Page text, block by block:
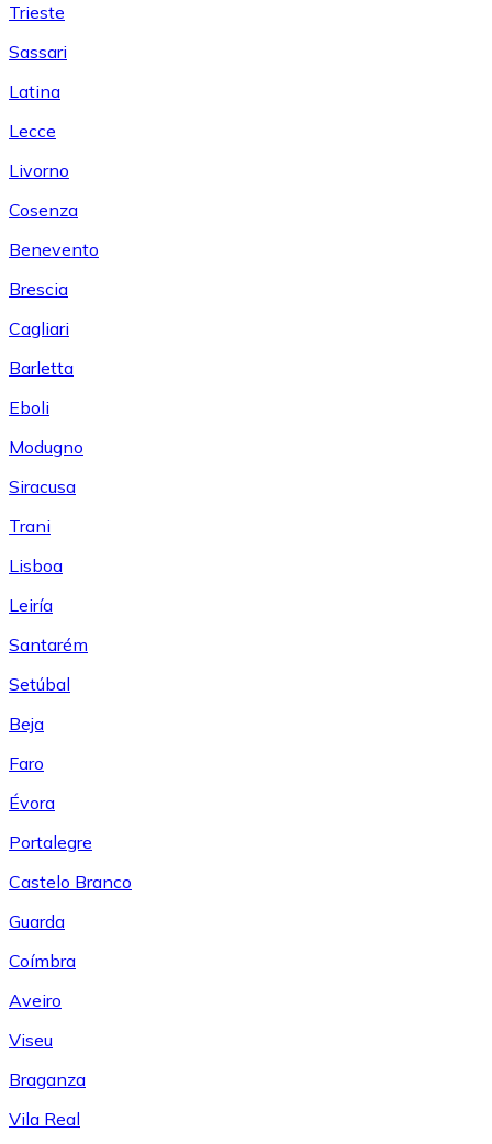
Trieste
Sassari
Latina
Lecce
Livorno
Cosenza
Benevento
Brescia
Cagliari
Barletta
Eboli
Modugno
Siracusa
Trani
Lisboa
Leiría
Santarém
Setúbal
Beja
Faro
Évora
Portalegre
Castelo Branco
Guarda
Coímbra
Aveiro
Viseu
Braganza
Vila Real